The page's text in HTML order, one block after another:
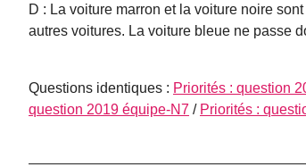
D : La voiture marron et la voiture noire
autres voitures. La voiture bleue ne passe
Questions identiques : Priorités : question
question 2019 équipe-N7 / Priorités :